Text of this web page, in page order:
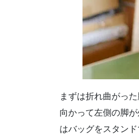
まずは折れ曲がっ
向かって左側の脚
はバッグをスタン